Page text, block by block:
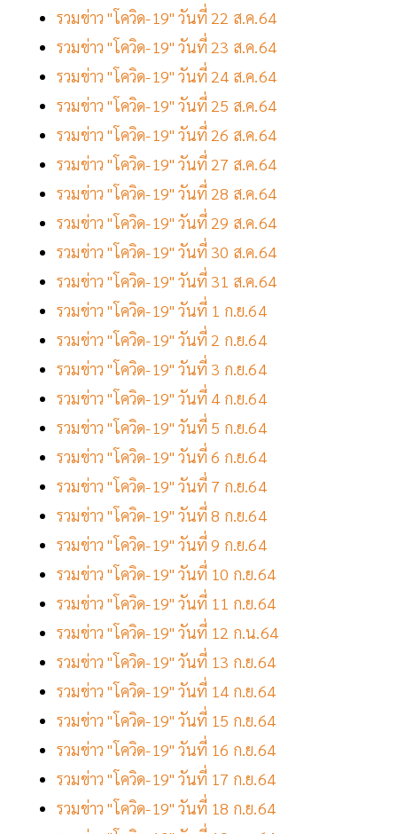
รวมข่าว "โควิด-19" วันที่ 22 ส.ค.64
รวมข่าว "โควิด-19" วันที่ 23 ส.ค.64
รวมข่าว "โควิด-19" วันที่ 24 ส.ค.64
รวมข่าว "โควิด-19" วันที่ 25 ส.ค.64
รวมข่าว "โควิด-19" วันที่ 26 ส.ค.64
รวมข่าว "โควิด-19" วันที่ 27 ส.ค.64
รวมข่าว "โควิด-19" วันที่ 28 ส.ค.64
รวมข่าว "โควิด-19" วันที่ 29 ส.ค.64
รวมข่าว "โควิด-19" วันที่ 30 ส.ค.64
รวมข่าว "โควิด-19" วันที่ 31 ส.ค.64
รวมข่าว "โควิด-19" วันที่ 1 ก.ย.64
รวมข่าว "โควิด-19" วันที่ 2 ก.ย.64
รวมข่าว "โควิด-19" วันที่ 3 ก.ย.64
รวมข่าว "โควิด-19" วันที่ 4 ก.ย.64
รวมข่าว "โควิด-19" วันที่ 5 ก.ย.64
รวมข่าว "โควิด-19" วันที่ 6 ก.ย.64
รวมข่าว "โควิด-19" วันที่ 7 ก.ย.64
รวมข่าว "โควิด-19" วันที่ 8 ก.ย.64
รวมข่าว "โควิด-19" วันที่ 9 ก.ย.64
รวมข่าว "โควิด-19" วันที่ 10 ก.ย.64
รวมข่าว "โควิด-19" วันที่ 11 ก.ย.64
รวมข่าว "โควิด-19" วันที่ 12 ก.น.64
รวมข่าว "โควิด-19" วันที่ 13 ก.ย.64
รวมข่าว "โควิด-19" วันที่ 14 ก.ย.64
รวมข่าว "โควิด-19" วันที่ 15 ก.ย.64
รวมข่าว "โควิด-19" วันที่ 16 ก.ย.64
รวมข่าว "โควิด-19" วันที่ 17 ก.ย.64
รวมข่าว "โควิด-19" วันที่ 18 ก.ย.64